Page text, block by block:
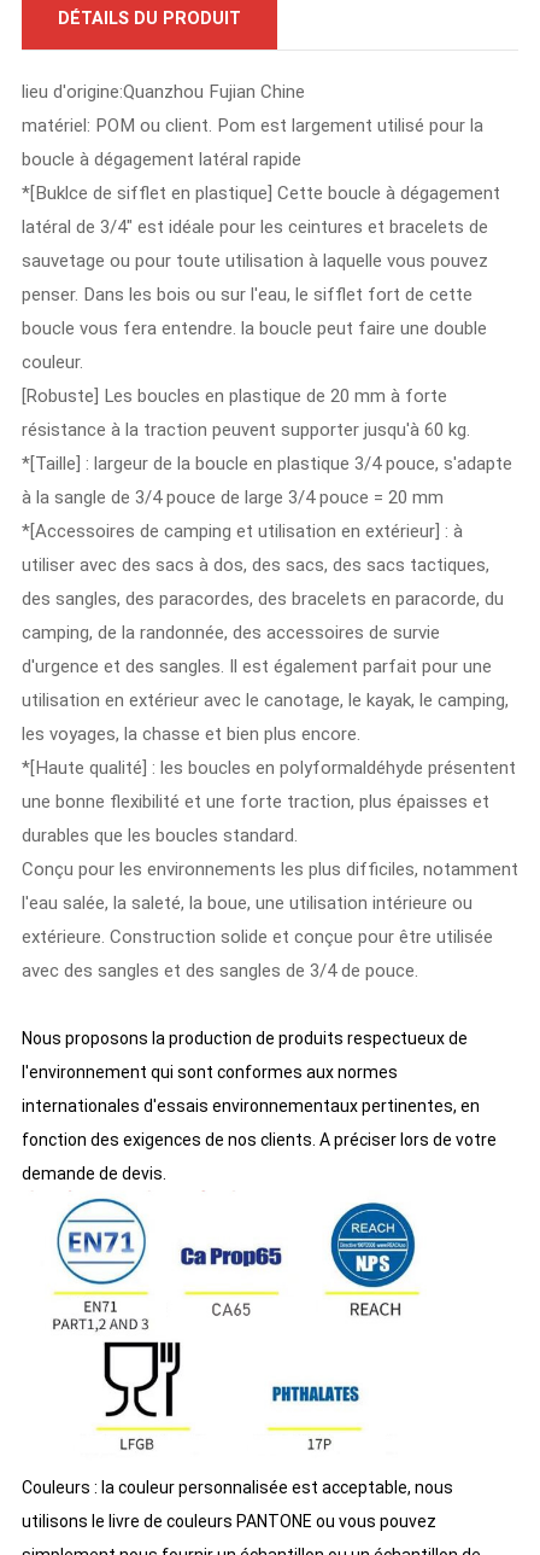
DÉTAILS DU PRODUIT
lieu d'origine:Quanzhou Fujian Chine
matériel: POM ou client. Pom est largement utilisé pour la
boucle à dégagement latéral rapide
*[Buklce de sifflet en plastique] Cette boucle à dégagement
latéral de 3/4" est idéale pour les ceintures et bracelets de
sauvetage ou pour toute utilisation à laquelle vous pouvez
penser. Dans les bois ou sur l'eau, le sifflet fort de cette
boucle vous fera entendre. la boucle peut faire une double
couleur.
[Robuste] Les boucles en plastique de 20 mm à forte
résistance à la traction peuvent supporter jusqu'à 60 kg.
*[Taille] : largeur de la boucle en plastique 3/4 pouce, s'adapte
à la sangle de 3/4 pouce de large 3/4 pouce = 20 mm
*[Accessoires de camping et utilisation en extérieur] : à
utiliser avec des sacs à dos, des sacs, des sacs tactiques,
des sangles, des paracordes, des bracelets en paracorde, du
camping, de la randonnée, des accessoires de survie
d'urgence et des sangles. Il est également parfait pour une
utilisation en extérieur avec le canotage, le kayak, le camping,
les voyages, la chasse et bien plus encore.
*[Haute qualité] : les boucles en polyformaldéhyde présentent
une bonne flexibilité et une forte traction, plus épaisses et
durables que les boucles standard.
Conçu pour les environnements les plus difficiles, notamment
l'eau salée, la saleté, la boue, une utilisation intérieure ou
extérieure. Construction solide et conçue pour être utilisée
avec des sangles et des sangles de 3/4 de pouce.
Nous proposons la production de produits respectueux de
l'environnement qui sont conformes aux normes
internationales d'essais environnementaux pertinentes, en
fonction des exigences de nos clients. A préciser lors de votre
demande de devis.
Couleurs : la couleur personnalisée est acceptable, nous
utilisons le livre de couleurs PANTONE ou vous pouvez